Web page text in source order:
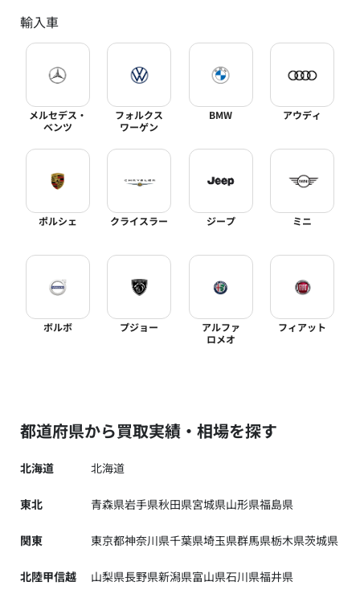
輸入車
メルセデス・
ベンツ
フォルクス
ワーゲン
BMW アウディ
ポルシェ クライスラー ジープ ミニ
ボルボ プジョー
アルファ
ロメオ
フィアット
都道府県から買取実績・相場を探す
北海道 北海道
東北 青森県岩手県秋田県宮城県山形県福島県
関東 東京都神奈川県千葉県埼玉県群馬県栃木県茨城県
北陸甲信越 山梨県長野県新潟県富山県石川県福井県